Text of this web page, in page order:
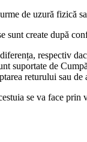
de uzură fizică
create după
respectiv
de
returului sau
se va face